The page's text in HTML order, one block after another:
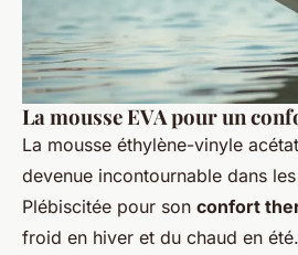
La mousse EVA pour un
La mousse éthylène-vinyle
devenue incontournable dans
Plébiscitée pour son confort
froid en hiver et du chaud en